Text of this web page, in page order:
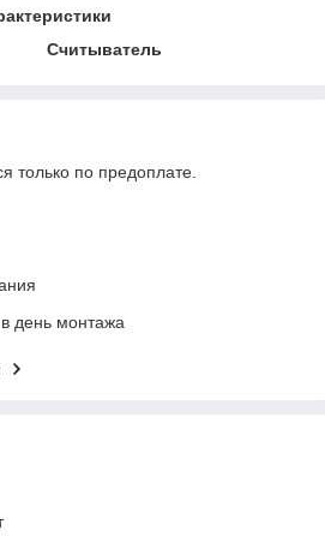
Считыватель
только по предоплате.
день монтажа